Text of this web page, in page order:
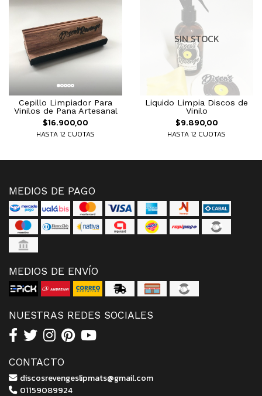
Cepillo Limpiador Para
Vinilos de Pana Artesanal
$16.900,00
HASTA 12 CUOTAS
SIN STOCK
Liquido Limpia Discos de
Vinilo
$9.890,00
HASTA 12 CUOTAS
MEDIOS DE PAGO
MEDIOS DE ENVÍO
NUESTRAS REDES SOCIALES
CONTACTO
discosrevengeslipmats@gmail.com
01159089924